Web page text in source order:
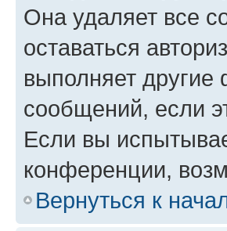
Она удаляет все
оставаться
выполняет другие
сообщений, если
Если вы
конференции,
Вернуться к